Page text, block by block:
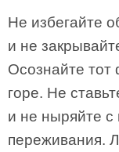
Не избегайте
и не
Осознайте тот
горе. Не
и не ныряйте с
переживания.